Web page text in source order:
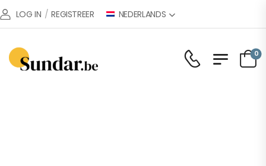
LOG IN / REGISTREER NEDERLANDS
0